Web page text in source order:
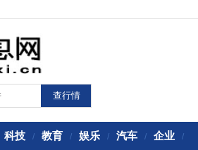
科技 / 教育 / 娱乐 / 汽车 / 企业 /